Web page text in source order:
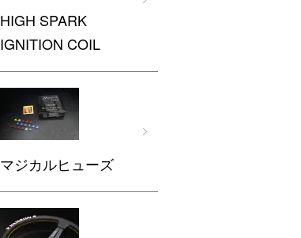
HIGH SPARK
IGNITION COIL
マジカルヒューズ